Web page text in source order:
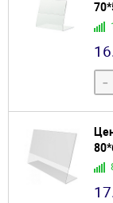
-